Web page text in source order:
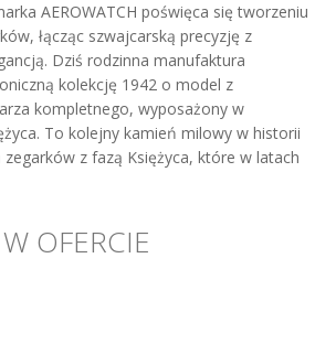
AEROWATCH poświęca się tworzeniu
łącząc szwajcarską precyzję z
Dziś rodzinna manufaktura
kolekcję 1942 o model z
kompletnego, wyposażony w
To kolejny kamień milowy w historii
zegarków z fazą Księżyca, które w latach
OFERCIE